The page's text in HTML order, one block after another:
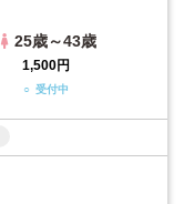
25歳～43歳
1,500円
○ 受付中